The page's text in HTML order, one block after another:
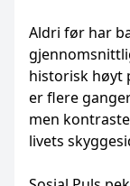
Aldri før har
historisk høyt
er flere
men
livets